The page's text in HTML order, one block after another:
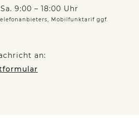
9:00 – 18:00 Uhr
Mobilfunktarif ggf.
an: